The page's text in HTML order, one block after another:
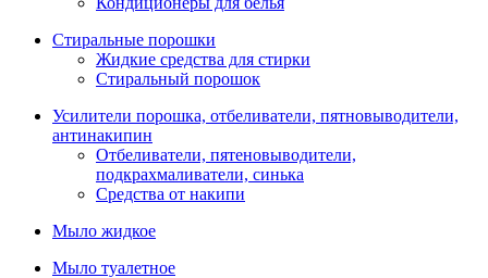
Стиральные порошки
Жидкие средства для стирки
Стиральный порошок
Усилители порошка, отбеливатели, пятновыводители,
антинакипин
Отбеливатели, пятеновыводители,
подкрахмаливатели, синька
Средства от накипи
Мыло жидкое
Мыло туалетное